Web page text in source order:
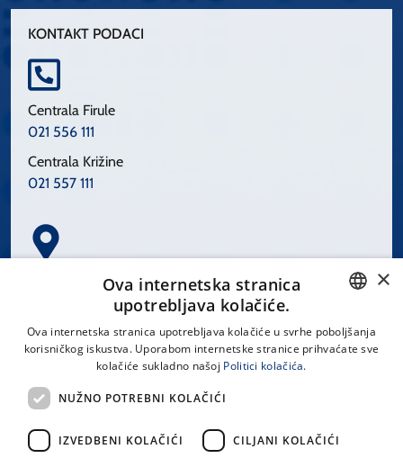
KONTAKT PODACI
Centrala Firule
021 556 111
Centrala Križine
021 557 111
Spinčićeva 1, 21000 Split
LINKOVI
CROATIAN
×
Ova internetska stranica
upotrebljava kolačiće.
Ova internetska stranica upotrebljava kolačiće u svrhe poboljšanja
korisničkog iskustva. Uporabom internetske stranice prihvaćate sve
kolačiće sukladno našoj Politici kolačića.
NUŽNO POTREBNI KOLAČIĆI
IZVEDBENI KOLAČIĆI CILJANI KOLAČIĆI